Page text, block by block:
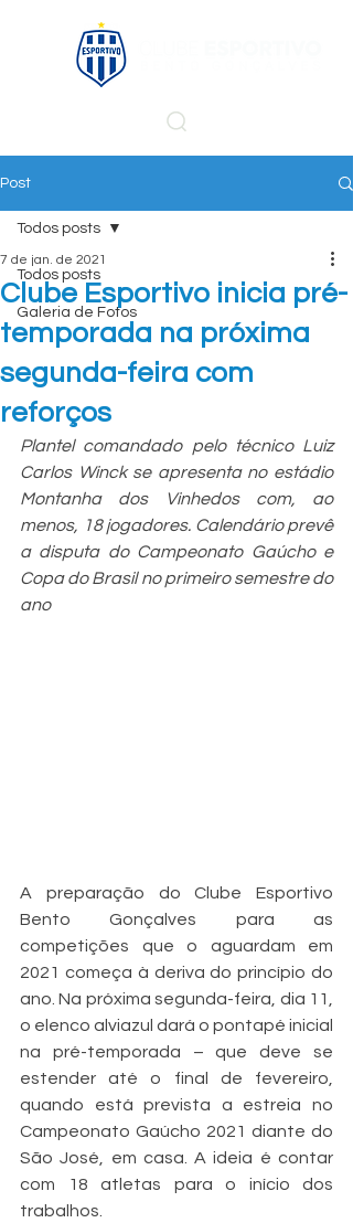
Post
Todos posts
Galeria de Fotos
Todos posts
Clube Esportivo inicia pré-
temporada na próxima
segunda-feira com
reforços
7 de jan. de 2021
Plantel comandado pelo técnico Luiz
Carlos Winck se apresenta no estádio
Montanha dos Vinhedos com, ao
menos, 18 jogadores. Calendário prevê
a disputa do Campeonato Gaúcho e
Copa do Brasil no primeiro semestre do
ano
A preparação do Clube Esportivo
Bento Gonçalves para as
competições que o aguardam em
2021 começa à deriva do princípio do
ano. Na próxima segunda-feira, dia 11,
o elenco alviazul dará o pontapé inicial
na pré-temporada – que deve se
estender até o final de fevereiro,
quando está prevista a estreia no
Campeonato Gaúcho 2021 diante do
São José, em casa. A ideia é contar
com 18 atletas para o início dos
trabalhos.